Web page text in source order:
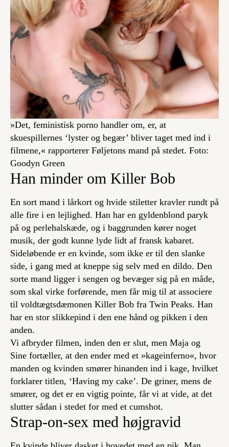
»Det, feministisk porno handler om, er, at
skuespillernes ‘lyster og begær’ bliver taget med ind i
filmene,« rapporterer Føljetons mand på stedet. Foto:
Goodyn Green
Han minder om Killer Bob
En sort mand i lårkort og hvide stiletter kravler rundt på
alle fire i en lejlighed. Han har en gyldenblond paryk
på og perlehalskæde, og i baggrunden kører noget
musik, der godt kunne lyde lidt af fransk kabaret.
Sideløbende er en kvinde, som ikke er til den slanke
side, i gang med at kneppe sig selv med en dildo. Den
sorte mand ligger i sengen og bevæger sig på en måde,
som skal virke forførende, men får mig til at associere
til voldtægtsdæmonen Killer Bob fra Twin Peaks. Han
har en stor slikkepind i den ene hånd og pikken i den
anden.
Vi afbryder filmen, inden den er slut, men Maja og
Sine fortæller, at den ender med et »kageinferno«, hvor
manden og kvinden smører hinanden ind i kage, hvilket
forklarer titlen, ‘Having my cake’. De griner, mens de
smører, og det er en vigtig pointe, får vi at vide, at det
slutter sådan i stedet for med et cumshot.
Strap-on-sex med højgravid